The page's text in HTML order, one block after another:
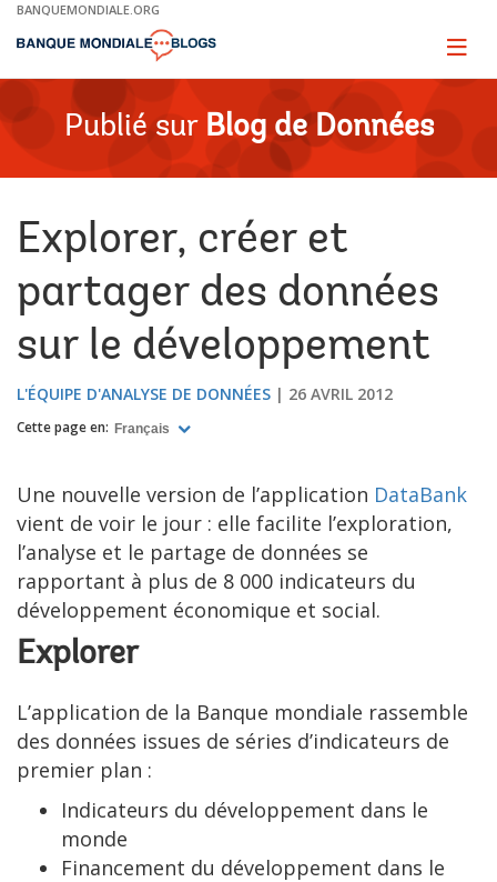
Skip
Main
BANQUEMONDIALE.ORG
Page
Publié sur Blog de Données
Explorer, créer et
partager des données
sur le développement
L'ÉQUIPE D'ANALYSE DE DONNÉES 26 AVRIL 2012
Cette page en: Français
Une nouvelle version de l’application DataBank
vient de voir le jour : elle facilite l’exploration,
l’analyse et le partage de données se
rapportant à plus de 8 000 indicateurs du
développement économique et social.
Explorer
L’application de la Banque mondiale rassemble
des données issues de séries d’indicateurs de
premier plan :
Indicateurs du développement dans le
monde
Financement du développement dans le